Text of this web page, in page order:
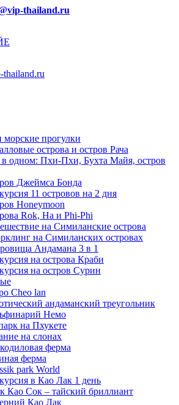
thailand.ru
морские прогулки
острова и остров Рача
одном: Пхи-Пхи, Бухта Майя, остров
Джеймса Бонда
11 островов на 2 дня
Honeymoon
Rok, Ha и Phi-Phi
на Симиланские острова
на Симиланских островах
Андамана 3 в 1
на острова Краби
на остров Сурин
Cheo lan
андаманский треугольник
Немо
на Пхукете
на слонах
ферма
ферма
park World
в Као Лак 1 день
Као Сок – тайский бриллиант
Као Лак